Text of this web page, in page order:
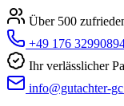
Über 500
+49 176
Ihr verlässlicher
info@gutachter-